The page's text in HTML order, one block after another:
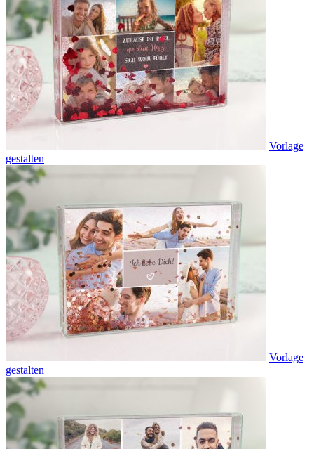
Vorlage
gestalten
Vorlage
gestalten